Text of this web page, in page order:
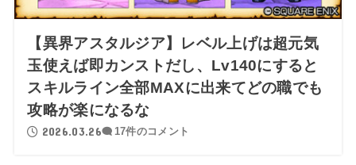
【異界アスタルジア】レベル上げは超元気
玉使えば即カンストだし、Lv140にすると
スキルライン全部MAXに出来てどの職でも
攻略が楽になるな
2026.03.26 17件のコメント